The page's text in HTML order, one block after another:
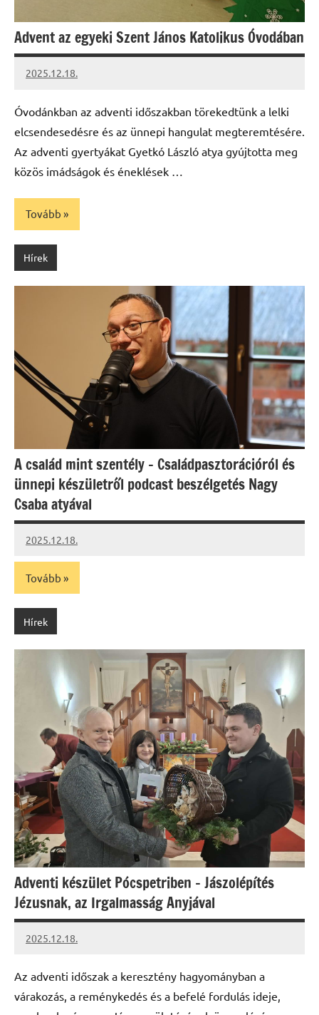
Advent az egyeki Szent János Katolikus Óvodában
2025.12.18.
Leiszt
Óvodánkban az adventi időszakban törekedtünk a lelki
elcsendesedésre és az ünnepi hangulat megteremtésére.
Az adventi gyertyákat Gyetkó László atya gyújtotta meg
közös imádságok és éneklések …
Tovább
Hírek
A család mint szentély – Családpasztorációról és
ünnepi készületről podcast beszélgetés Nagy
Csaba atyával
2025.12.18.
Leiszt
Máté
Tovább
Hírek
Adventi készület Pócspetriben – Jászolépítés
Jézusnak, az Irgalmasság Anyjával
2025.12.18.
Leiszt
Az adventi időszak a keresztény hagyományban a
várakozás, a reménykedés és a befelé fordulás ideje,